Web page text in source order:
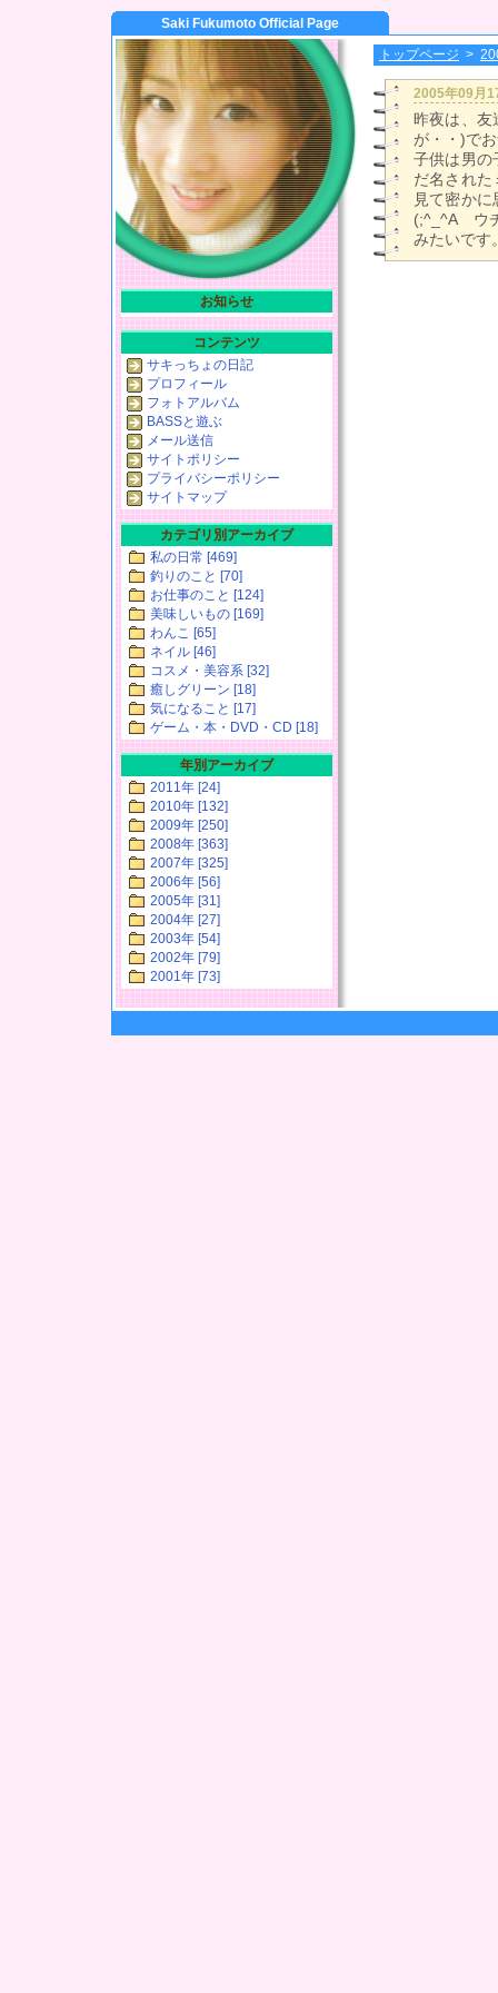
Saki Fukumoto Official Page
トップページ >
2005年09月
昨夜は、友
が・・)で
子供は男の
だ名された
見て密か
(;^_^A ウ
みたいです
お知らせ
コンテンツ
サキっちょの日記
プロフィール
フォトアルバム
BASSと遊ぶ
メール送信
サイトポリシー
プライバシーポリシー
サイトマップ
カテゴリ別アーカイブ
私の日常 [469]
釣りのこと [70]
お仕事のこと [124]
美味しいもの [169]
わんこ [65]
ネイル [46]
コスメ・美容系 [32]
癒しグリーン [18]
気になること [17]
ゲーム・本・DVD・CD [18]
年別アーカイブ
2011年 [24]
2010年 [132]
2009年 [250]
2008年 [363]
2007年 [325]
2006年 [56]
2005年 [31]
2004年 [27]
2003年 [54]
2002年 [79]
2001年 [73]